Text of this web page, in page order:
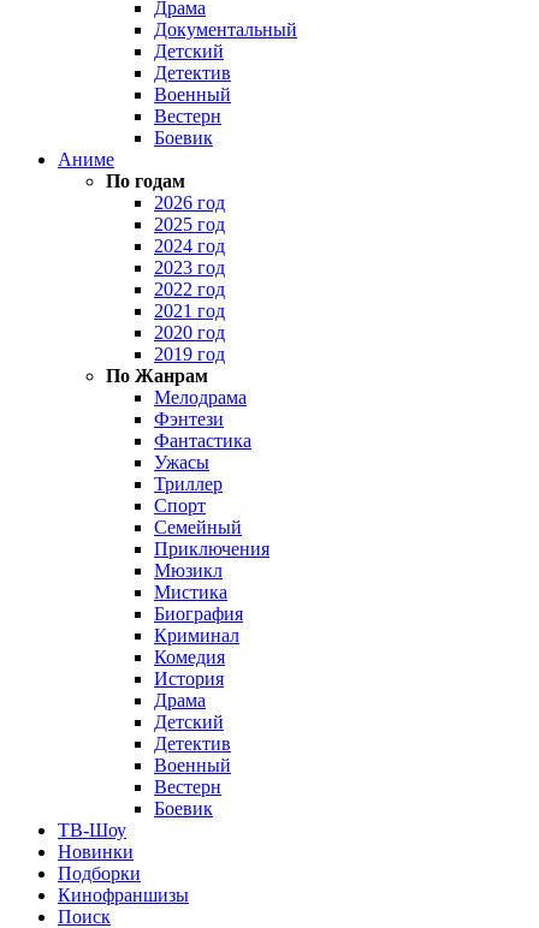
Драма
Документальный
Детский
Детектив
Военный
Вестерн
Боевик
Аниме
По годам
2026 год
2025 год
2024 год
2023 год
2022 год
2021 год
2020 год
2019 год
По Жанрам
Мелодрама
Фэнтези
Фантастика
Ужасы
Триллер
Спорт
Семейный
Приключения
Мюзикл
Мистика
Биография
Криминал
Комедия
История
Драма
Детский
Детектив
Военный
Вестерн
Боевик
ТВ-Шоу
Новинки
Подборки
Кинофраншизы
Поиск